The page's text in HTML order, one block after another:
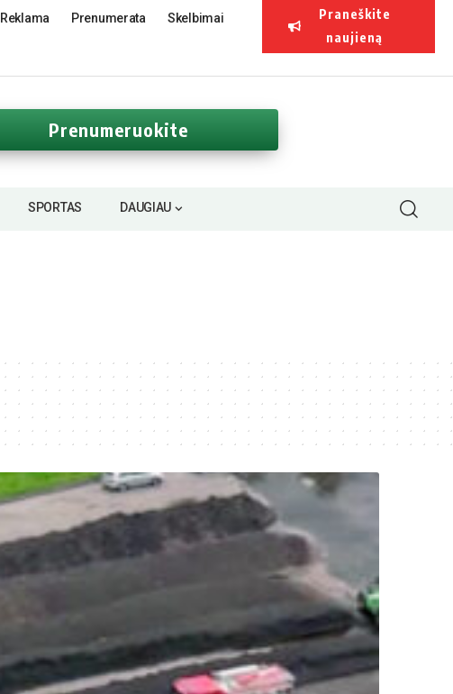
Reklama Prenumerata Skelbimai
Praneškite
naujieną
Prenumeruokite
SPORTAS DAUGIAU